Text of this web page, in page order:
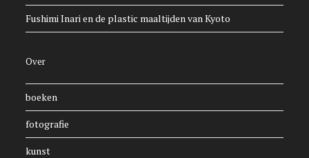
Fushimi Inari en de plastic maaltijden van Kyoto
Over
boeken
fotografie
kunst